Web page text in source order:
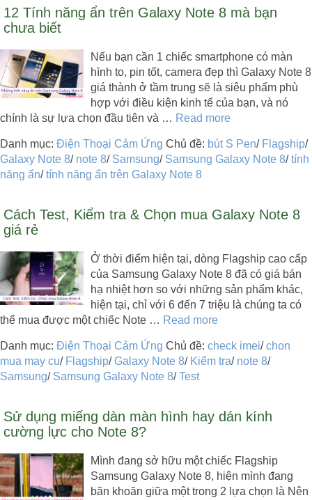
12 Tính năng ẩn trên Galaxy Note 8 mà bạn
chưa biết
Nếu bạn cần 1 chiếc smartphone có màn
hình to, pin tốt, camera đẹp thì Galaxy Note 8
giá thành ở tầm trung sẽ là siêu phẩm phù
hợp với điều kiện kinh tế của bạn, và nó
chính là sự lựa chọn đầu tiên và … Read more
Danh mục: Điện Thoại Cảm Ứng Chủ đề: bút S Pen/ Flagship/
Galaxy Note 8/ note 8/ Samsung/ Samsung Galaxy Note 8/tính
năng ẩn/tính năng ẩn trên Galaxy Note 8
Cách Test, Kiểm tra & Chọn mua Galaxy Note 8
giá rẻ
Ở thời điểm hiện tại, dòng Flagship cao cấp
của Samsung Galaxy Note 8 đã có giá bán
hạ nhiệt hơn so với những sản phẩm khác,
hiện tại, chỉ với 6 đến 7 triệu là chúng ta có
thể mua được một chiếc Note … Read more
Danh mục: Điện Thoại Cảm Ứng Chủ đề: check imei/chon
mua may cu/ Flagship/Galaxy Note 8/ Kiểm tra/ note 8/
Samsung/ Samsung Galaxy Note 8/Test
Sử dụng miếng dàn màn hình hay dán kính
cường lực cho Note 8?
Mình đang sở hữu một chiếc Flagship
Samsung Galaxy Note 8, hiện mình đang
băn khoăn giữa một trong 2 lựa chọn là Nên